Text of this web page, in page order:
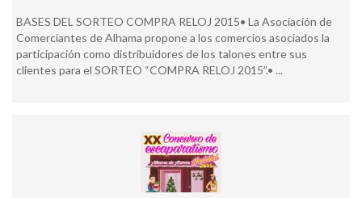
BASES DEL SORTEO COMPRA RELOJ 2015• La Asociación de
Comerciantes de Alhama propone a los comercios asociados la
participación como distribuidores de los talones entre sus
clientes para el SORTEO “COMPRA RELOJ 2015”.• ...